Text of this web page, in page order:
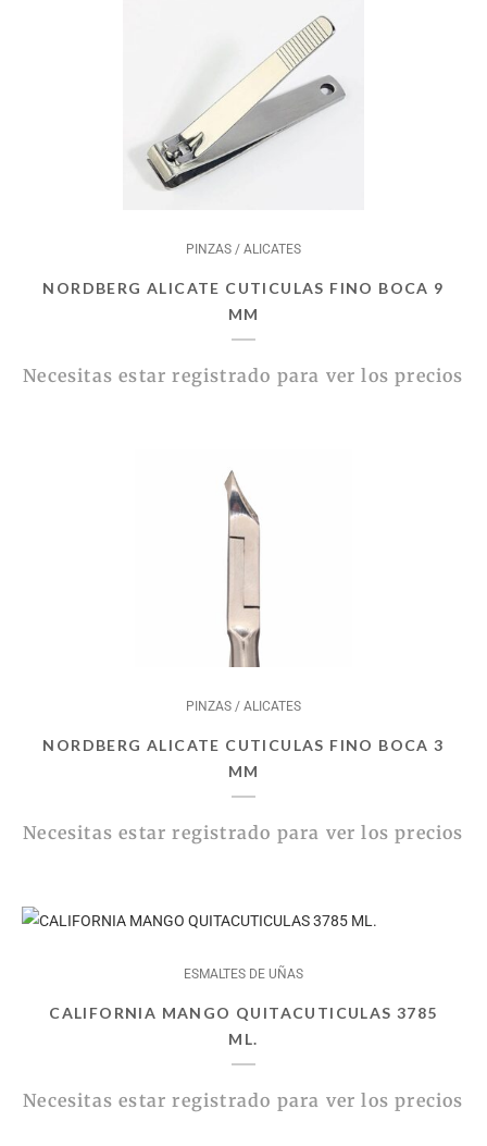
PINZAS / ALICATES
NORDBERG ALICATE CUTICULAS FINO BOCA 9
MM
Necesitas estar registrado para ver los precios
PINZAS / ALICATES
NORDBERG ALICATE CUTICULAS FINO BOCA 3
MM
Necesitas estar registrado para ver los precios
ESMALTES DE UÑAS
CALIFORNIA MANGO QUITACUTICULAS 3785
ML.
Necesitas estar registrado para ver los precios